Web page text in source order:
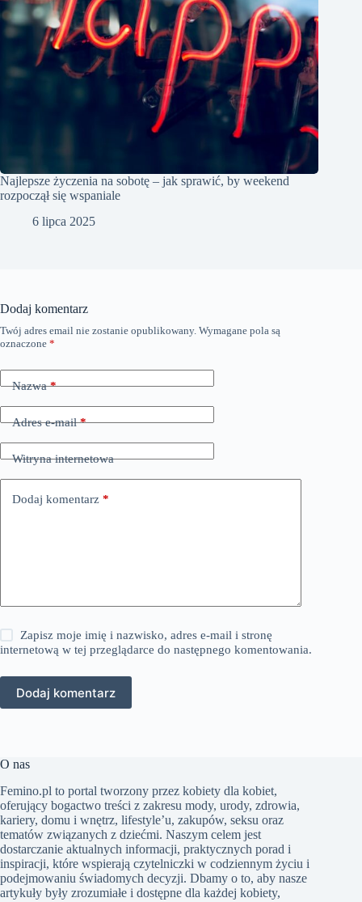
Najlepsze życzenia na sobotę – jak sprawić, by weekend
rozpoczął się wspaniale
6 lipca 2025
Dodaj komentarz
Twój adres email nie zostanie opublikowany. Wymagane pola są
oznaczone *
Nazwa*
Adres e-mail*
Witryna internetowa
Dodaj komentarz *
Zapisz moje imię i nazwisko, adres e-mail i stronę
internetową w tej przeglądarce do następnego komentowania.
Dodaj komentarz
O nas
Femino.pl to portal tworzony przez kobiety dla kobiet,
oferujący bogactwo treści z zakresu mody, urody, zdrowia,
kariery, domu i wnętrz, lifestyle’u, zakupów, seksu oraz
tematów związanych z dziećmi. Naszym celem jest
dostarczanie aktualnych informacji, praktycznych porad i
inspiracji, które wspierają czytelniczki w codziennym życiu i
podejmowaniu świadomych decyzji. Dbamy o to, aby nasze
artykuły były zrozumiałe i dostępne dla każdej kobiety,